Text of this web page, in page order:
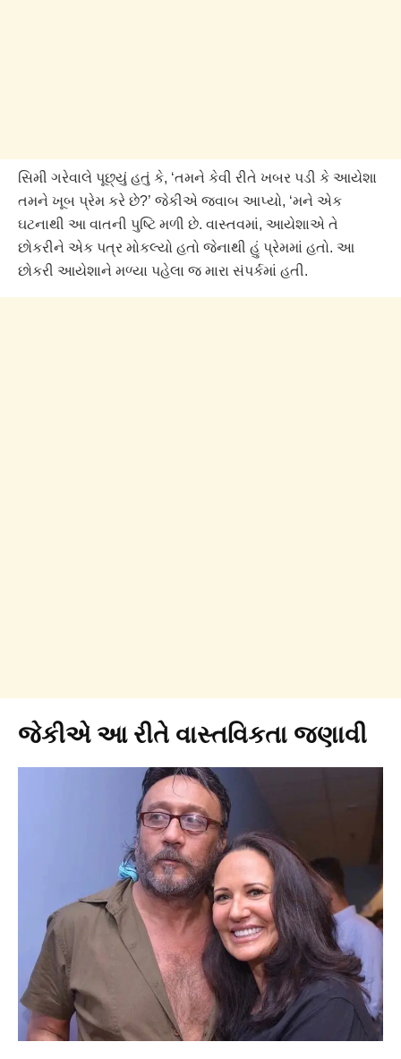
સિમી ગરેવાલે પૂછ્યું હતું કે, ‘તમને કેવી રીતે ખબર પડી કે આયેશા
તમને ખૂબ પ્રેમ કરે છે?’ જેકીએ જવાબ આપ્યો, ‘મને એક
ઘટનાથી આ વાતની પુષ્ટિ મળી છે. વાસ્તવમાં, આયેશાએ તે
છોકરીને એક પત્ર મોકલ્યો હતો જેનાથી હું પ્રેમમાં હતો. આ
છોકરી આયેશાને મળ્યા પહેલા જ મારા સંપર્કમાં હતી.
જેકીએ આ રીતે વાસ્તવિકતા જણાવી